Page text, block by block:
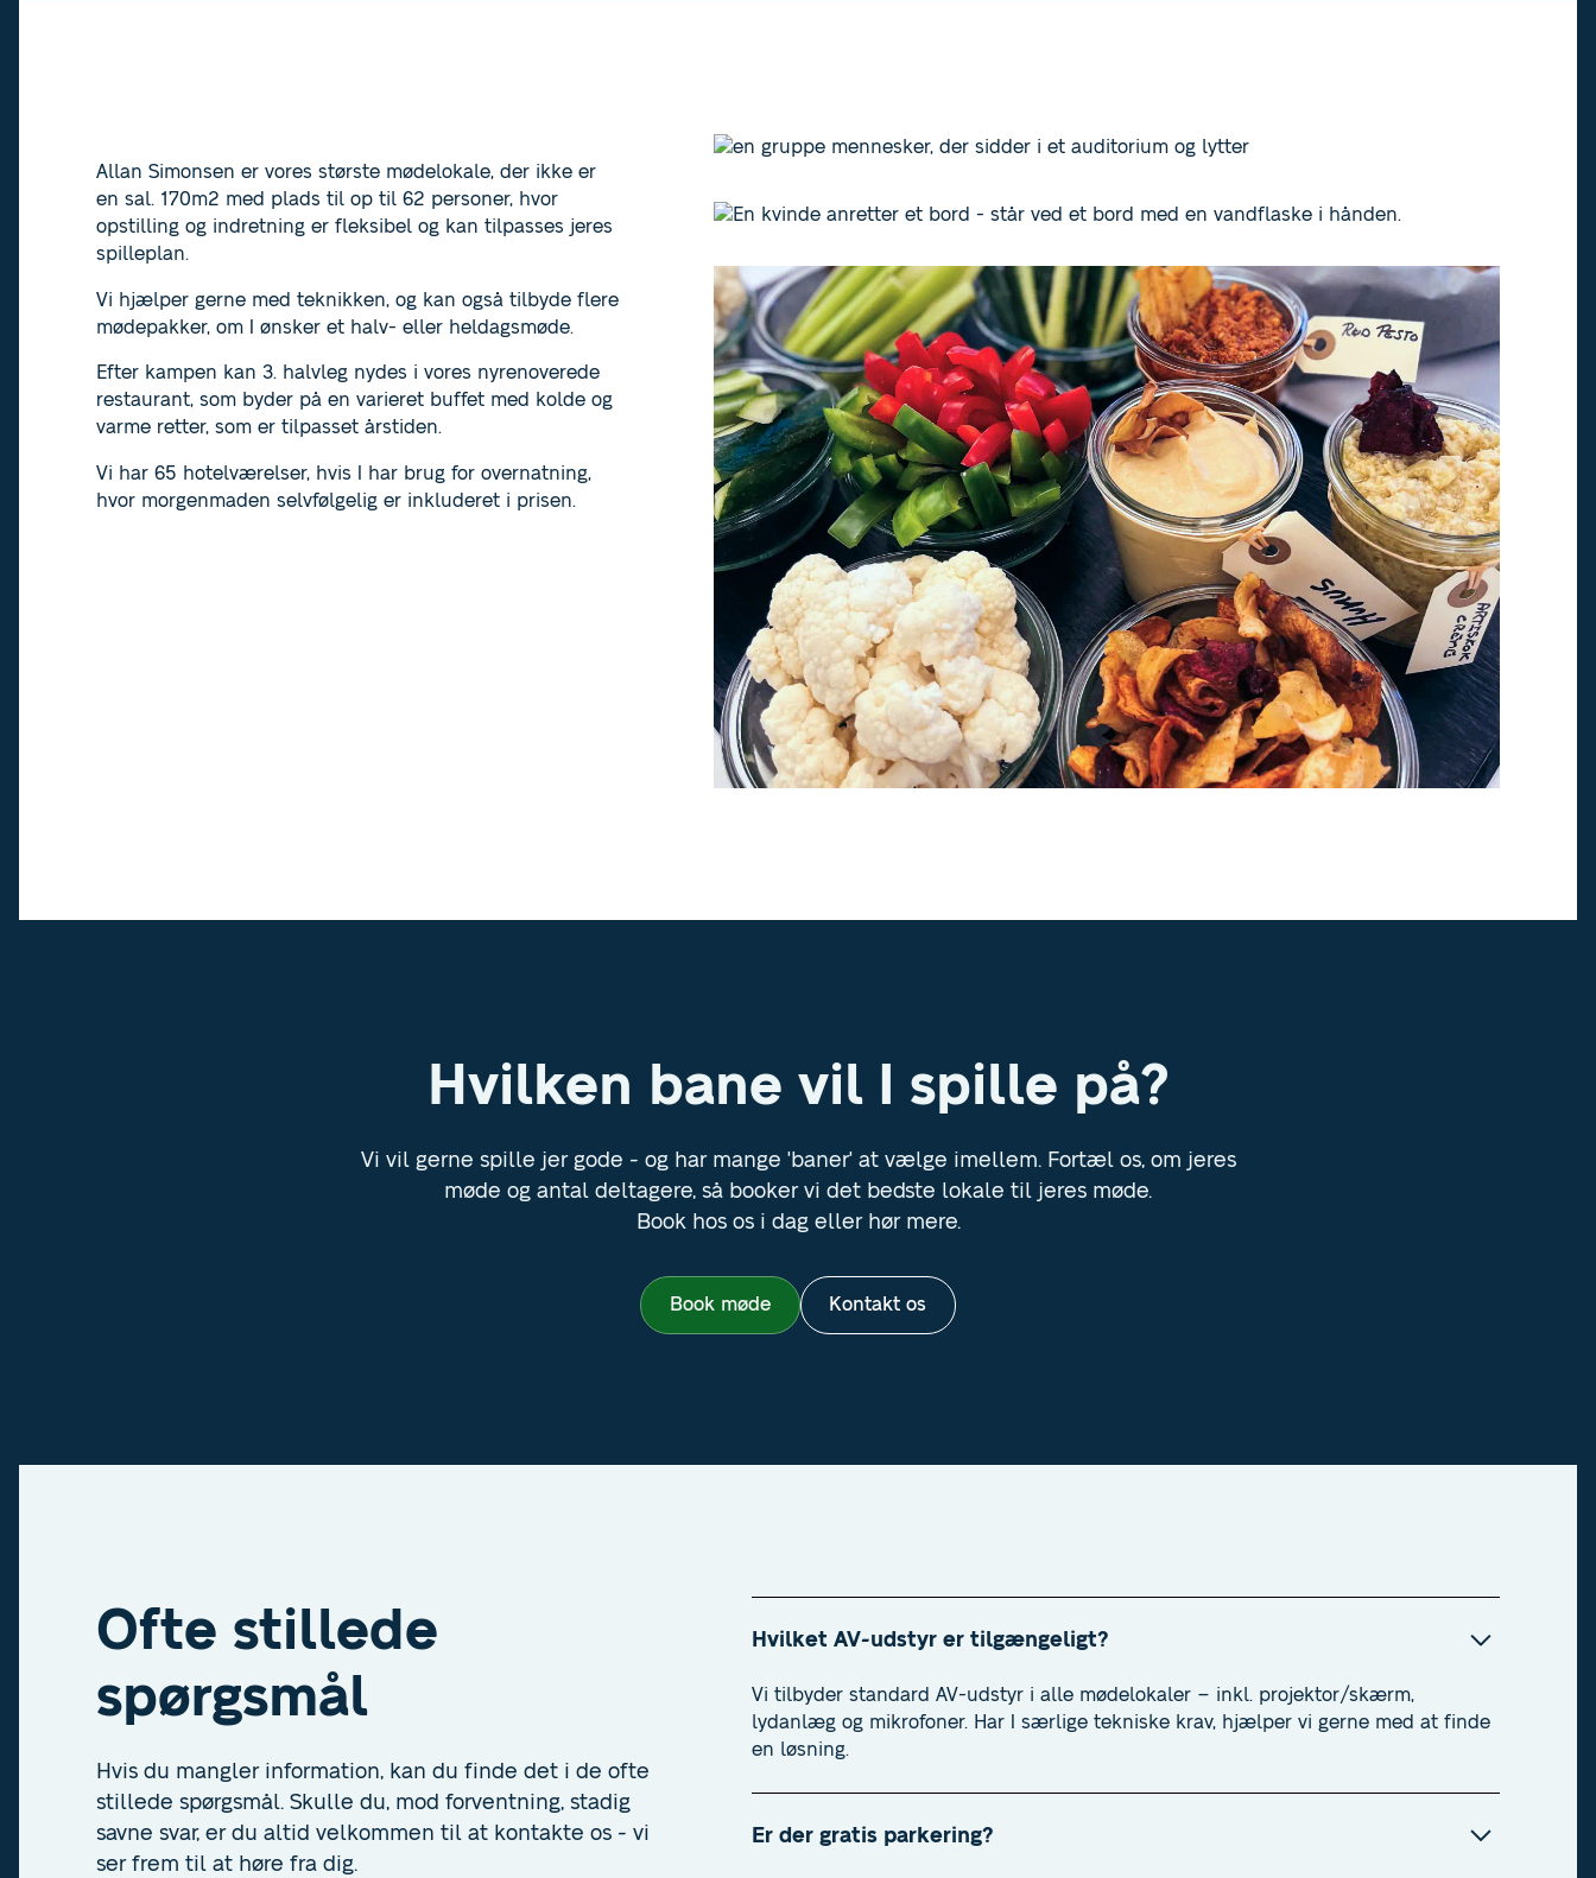
Allan Simonsen er vores største mødelokale, der ikke er
en sal. 170m2 med plads til op til 62 personer, hvor
opstilling og indretning er fleksibel og kan tilpasses jeres
spilleplan.
Vi hjælper gerne med teknikken, og kan også tilbyde flere
mødepakker, om I ønsker et halv- eller heldagsmøde.
Efter kampen kan 3. halvleg nydes i vores nyrenoverede
restaurant, som byder på en varieret buffet med kolde og
varme retter, som er tilpasset årstiden.
Vi har 65 hotelværelser, hvis I har brug for overnatning,
hvor morgenmaden selvfølgelig er inkluderet i prisen.
Hvilken bane vil I spille på?
Vi vil gerne spille jer gode - og har mange 'baner' at vælge imellem. Fortæl os, om jeres
møde og antal deltagere, så booker vi det bedste lokale til jeres møde.
Book hos os i dag eller hør mere.
Book møde Kontakt os
Ofte stillede
spørgsmål
Hvis du mangler information, kan du finde det i de ofte
stillede spørgsmål. Skulle du, mod forventning, stadig
savne svar, er du altid velkommen til at kontakte os - vi
ser frem til at høre fra dig.
Hvilket AV-udstyr er tilgængeligt?
Vi tilbyder standard AV-udstyr i alle mødelokaler – inkl. projektor/skærm,
lydanlæg og mikrofoner. Har I særlige tekniske krav, hjælper vi gerne med at finde
en løsning.
Er der gratis parkering?